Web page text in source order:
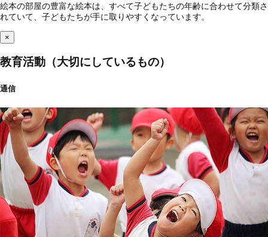
絵本の部屋の豊富な絵本は、すべて子どもたちの年齢に合わせて分類さ
れていて、子どもたちが手に取りやすくなっています。
×
教育活動（大切にしているもの）
通信